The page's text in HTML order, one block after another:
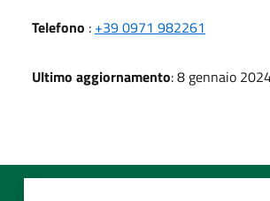
Telefono : +39 0971 982261
Ultimo aggiornamento: 8 gennaio